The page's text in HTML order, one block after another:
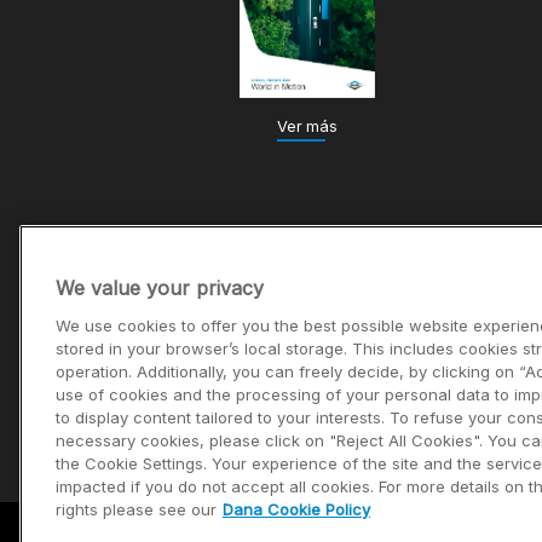
Ver más
We value your privacy
We use cookies to offer you the best possible website
stored in your browser’s local storage. This includes cookies
operation. Additionally, you can freely decide, by clicking on
use of cookies and the processing of your personal data to
to display content tailored to your interests. To refuse your
necessary cookies, please click on "Reject All Cookies". You
the Cookie Settings. Your experience of the site and the
impacted if you do not accept all cookies. For more details on
rights please see our Dana Cookie Policy